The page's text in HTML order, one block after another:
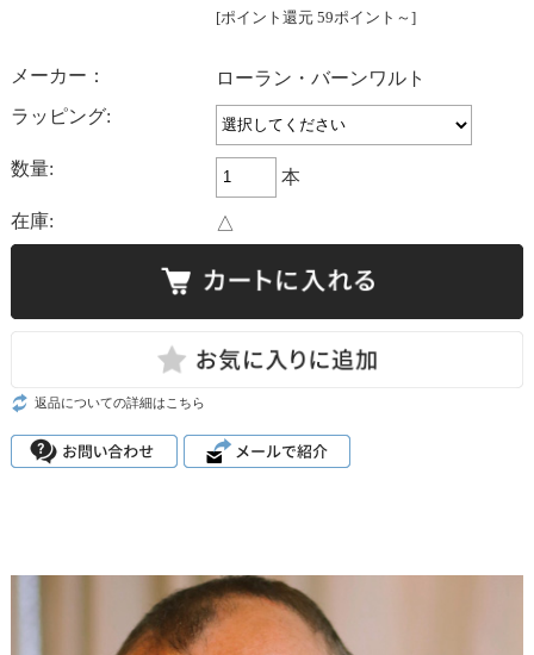
[ポイント還元 59ポイント～]
メーカー：
ローラン・バーンワルト
ラッピング:
数量: 本
在庫: △
返品についての詳細はこちら